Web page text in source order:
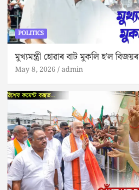
POLITICS
মুখ্যমন্ত্ৰী হোৱাৰ বাট মুকলি হ’ল বিজয়ৰ
May 8, 2026 admin